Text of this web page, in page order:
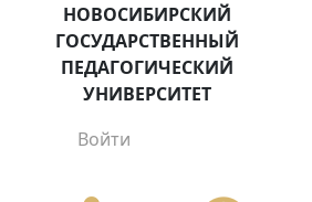
НОВОСИБИРСКИЙ
ГОСУДАРСТВЕННЫЙ
ПЕДАГОГИЧЕСКИЙ
УНИВЕРСИТЕТ
Войти